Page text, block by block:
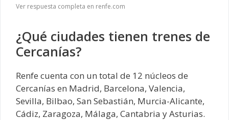
Ver respuesta completa en renfe.com
¿Qué ciudades tienen trenes de
Cercanías?
Renfe cuenta con un total de 12 núcleos de
Cercanías en Madrid, Barcelona, Valencia,
Sevilla, Bilbao, San Sebastián, Murcia-Alicante,
Cádiz, Zaragoza, Málaga, Cantabria y Asturias.